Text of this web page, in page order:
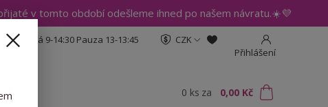
v tomto období odešleme ihned po našem návratu.☀️💜
CZK
Přihlášení
15:30 Pá 9-14:30 Pauza 13-13:45
0 ks za 0,00 Kč